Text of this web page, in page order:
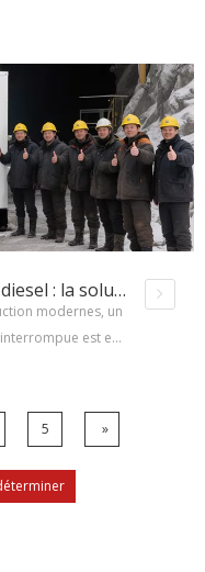
diesel so
de l’agriculture
comment ces solu
Groupe électrogène diesel : la solution électrique fiable pour les chantiers de construction et les besoins électriques temporaires
modernes, un
est ess
pas disponible o
diesel est d
Cet article ex
de di
5 »